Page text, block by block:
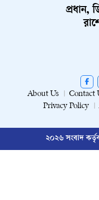
প্রধান,
About Us Contact
Privacy Policy
২০২৬ সংবাদ কর্তৃক